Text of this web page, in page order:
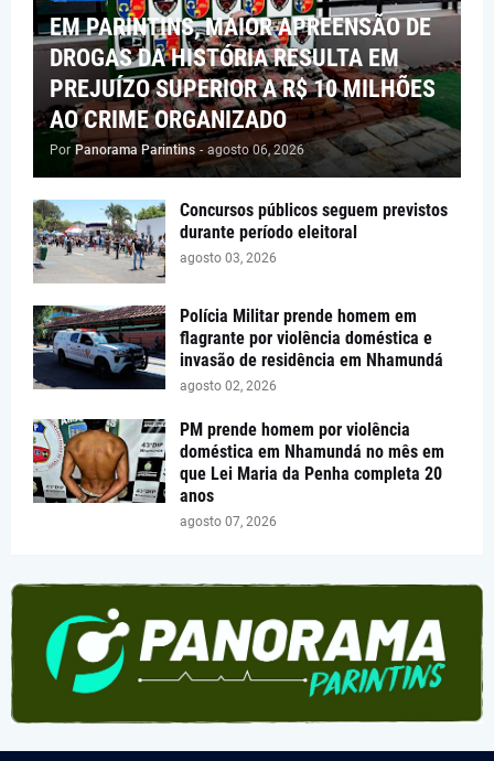
EM PARINTINS, MAIOR APREENSÃO DE
DROGAS DA HISTÓRIA RESULTA EM
PREJUÍZO SUPERIOR A R$ 10 MILHÕES
AO CRIME ORGANIZADO
Por Panorama Parintins - agosto 06, 2026
Concursos públicos seguem previstos
durante período eleitoral
agosto 03, 2026
Polícia Militar prende homem em
flagrante por violência doméstica e
invasão de residência em Nhamundá
agosto 02, 2026
PM prende homem por violência
doméstica em Nhamundá no mês em
que Lei Maria da Penha completa 20
anos
agosto 07, 2026